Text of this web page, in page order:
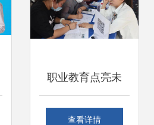
职业教育点亮未
来，咨询服务惠及
查看详情